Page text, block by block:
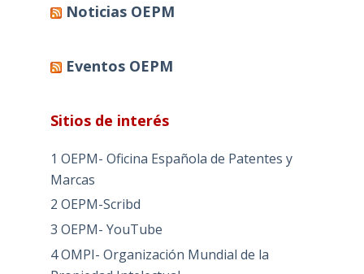
Noticias OEPM
Eventos OEPM
Sitios de interés
1 OEPM- Oficina Española de Patentes y
Marcas
2 OEPM-Scribd
3 OEPM- YouTube
4 OMPI- Organización Mundial de la